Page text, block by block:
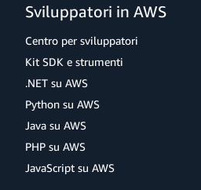
Sviluppatori in AWS
Centro per sviluppatori
Kit SDK e strumenti
.NET su AWS
Python su AWS
Java su AWS
PHP su AWS
JavaScript su AWS